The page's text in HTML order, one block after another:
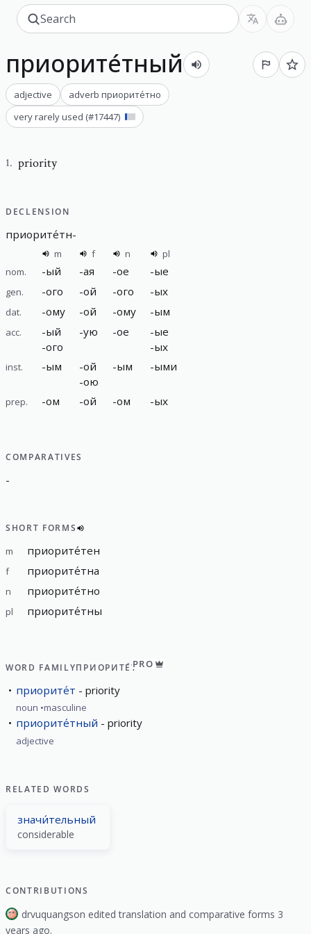
приорите́тный
adjective adverb приорите́тно
very rarely used (#17447)
1. priority
DECLENSION
приорите́тн-
m f n
pl
nom.
-ый -ая -ое -ые
gen. -ого -ой -ого -ых
dat. -ому -ой -ому -ым
acc. -ый
-ого
-ую -ое -ые
-ых
inst. -ым -ой
-ою
-ым -ыми
prep. -ом -ой -ом -ых
COMPARATIVES
-
SHORT FORMS
m приорите́тен
f приорите́тна
n приорите́тно
pl приорите́тны
WORD FAMILYПРИОРИТЕ́ТPRO
приорите́т priority
noun masculine
приорите́тный priority
adjective
RELATED WORDS
значи́тельный
considerable
CONTRIBUTIONS
drvuquangson edited translation and comparative forms 3
years ago.